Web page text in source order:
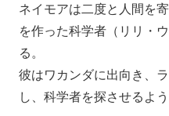
ネイモアは二度と人間を
を作った科学者（リリ・
る。
彼はワカンダに出向き、
し、科学者を探させるよう